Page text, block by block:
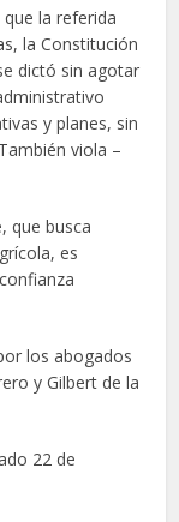
la referida
la Constitución
dictó sin agotar
y planes, sin
viola –
que busca
es
los abogados
y Gilbert de la
22 de